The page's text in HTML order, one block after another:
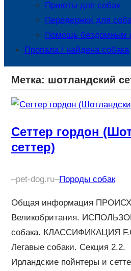
Приюты для собак
Передержки для
Помощь бездомным
Пропала / найдена собака
Метка: шотландский
Сеттер гордон
сеттер)
–pet-dog.ru–Породы собак
Общая информация
Великобритания.
собака. КЛАССИФИКАЦИЯ
Легавые собаки. Секция 2.2.
Ирландские пойнтеры и